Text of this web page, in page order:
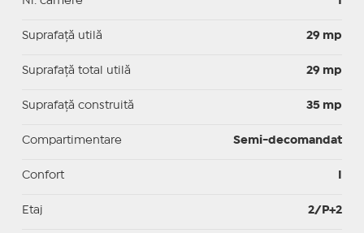
Suprafaţă utilă 29 mp
Suprafaţă total utilă 29 mp
Suprafaţă construită 35 mp
Compartimentare Semi-decomandat
Confort
Etaj 2/P+2